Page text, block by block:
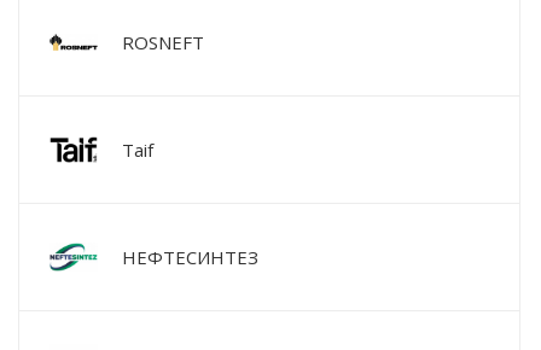
ROSNEFT
Taif
НЕФТЕСИНТЕЗ